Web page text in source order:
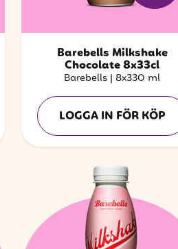
Barebells Milkshake
Chocolate 8x33cl
Barebells | 8x330 ml
LOGGA IN FÖR KÖP